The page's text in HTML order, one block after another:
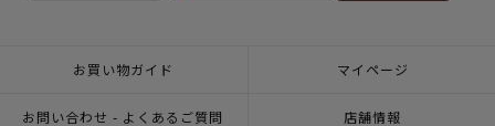
お買い物ガイド マイページ
お問い合わせ - よくあるご質問 店舗情報